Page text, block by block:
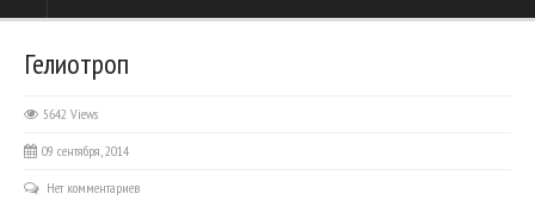
Гелиотроп
5642 Views
09 сентября, 2014
Нет комментариев